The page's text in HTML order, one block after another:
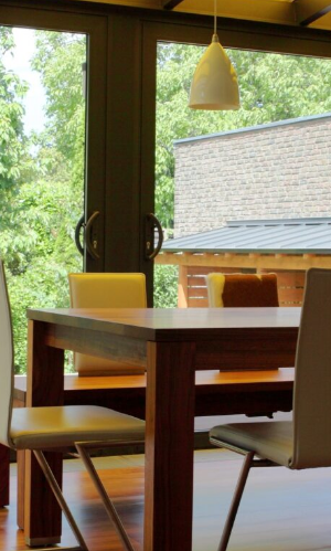
in Bernried
Naturnahes
in Ihrem Zuhause
und Raum.
Wintergarten-